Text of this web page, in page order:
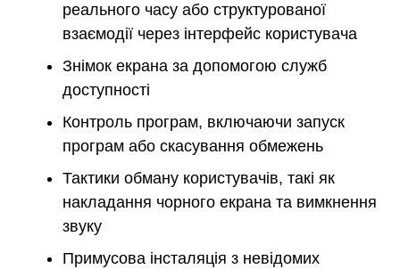
реального часу або структурованої
взаємодії через інтерфейс користувача
Знімок екрана за допомогою служб
доступності
Контроль програм, включаючи запуск
програм або скасування обмежень
Тактики обману користувачів, такі як
накладання чорного екрана та вимкнення
звуку
Примусова інсталяція з невідомих